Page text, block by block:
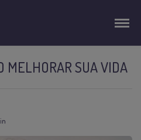
MELHORAR SUA VIDA